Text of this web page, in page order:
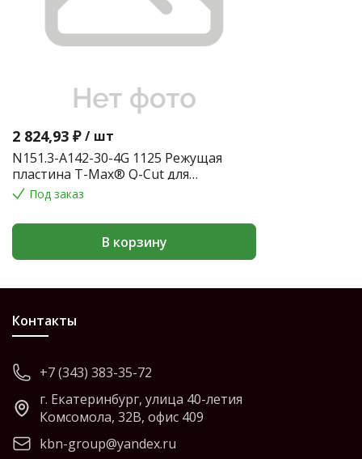
2 824,93 ₽ / шт
N151.3-A142-30-4G 1125 Режущая
пластина T-Max® Q-Cut для
обработки канавок
Под заказ
В корзину
Контакты
+7 (343) 383-35-72
г. Екатеринбург, улица 40-летия
Комсомола, 32В, офис 409
kbn-group@yandex.ru